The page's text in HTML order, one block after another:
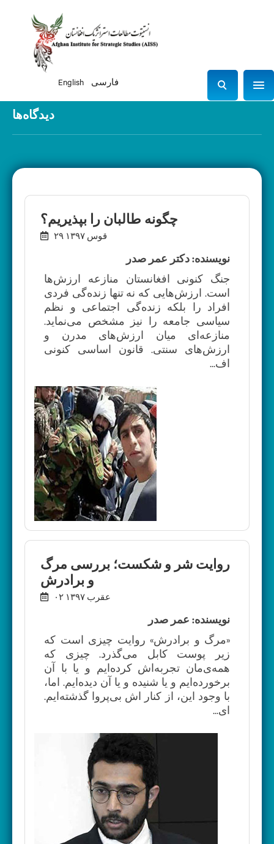
English فارسی
S
e
r
h
دیدگاه‌ها
چگونه طالبان را بپذیریم؟
۲۹ قوس ۱۳۹۷
نویسنده: دکتر عمر صدر
جنگ کنونی افغانستان منازعه ارزش‌ها
است. ارزش‌هایی که نه تنها زنده‌گی فردی
افراد را بلکه زنده‌گی اجتماعی و نظم
سیاسی جامعه را نیز مشخص می‌نماید.
منازعه‌ای میان ارزش‌های مدرن و
ارزش‌های سنتی. قانون اساسی کنونی
اف...
روایت شر و شکست؛ بررسی مرگ
و برادرش
۰۲ عقرب ۱۳۹۷
نویسنده: عمر صدر
«مرگ و برادرش» روایت چیزی است که
زیر پوست کابل می‌گذرد. چیزی که
همه‌ی‌مان تجربه‌اش کرده‌ایم و یا با آن
برخورده‌ایم و یا شنیده‌ و یا آن دیده‌ایم. اما،
با وجود این، از کنار اش بی‌پروا گذشته‌ایم.
ای...